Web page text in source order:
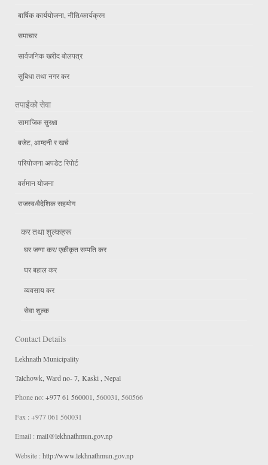
बार्षिक कार्ययोजना, नीति/कार्यक्रम
समाचार
सार्वजनिक खरीद बोलपत्र
सुबिधा तथा नगर कर
तपाईंको सेवा
सामाजिक सुरक्षा
बजेट, आम्दनी र खर्च
परियोजना अपडेट रिपोर्ट
वर्तमान योजना
राजस्व/वैदेशिक सहयोग
कर तथा शुल्कहरू
घर जग्गा कर/ एकीकृत सम्पति कर
घर बहाल कर
व्यवसाय कर
सेवा शुल्क
Contact Details
Lekhnath Municipality
Talchowk, Ward no- 7, Kaski , Nepal
Phone no: +977 61 560001, 560031, 560566
Fax : +977 061 560031
Email : mail@lekhnathmun.gov.np
Website : http://www.lekhnathmun.gov.np